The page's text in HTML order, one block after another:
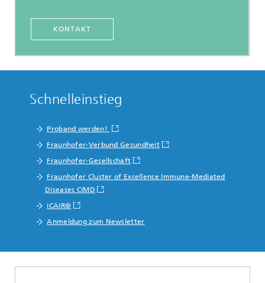
KONTAKT
Schnelleinstieg
Proband werden!
Fraunhofer-Verbund Gesundheit
Fraunhofer-Gesellschaft
Fraunhofer Cluster of Excellence Immune-Mediated
Diseases CIMD
iCAIR®
Anmeldung zum Newsletter